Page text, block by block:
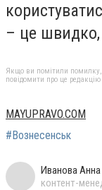
– це швидко,
Якщо ви помітили помилку,
повідомити про це редакцію
MAYUPRAVO.COM
#Вознесенськ
Иванова Анна
контент-